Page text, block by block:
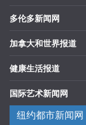
多伦多新闻网
加拿大和世界报道
健康生活报道
国际艺术新闻网
纽约都市新闻网